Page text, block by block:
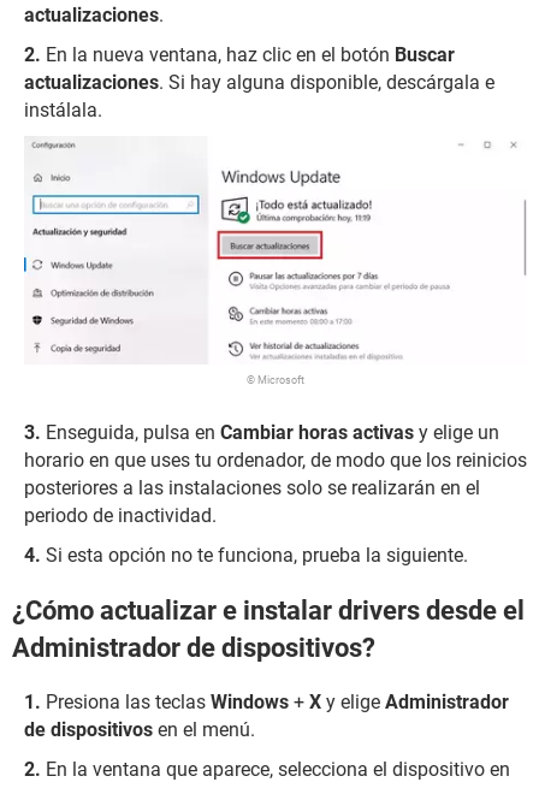
actualizaciones.
En la nueva ventana, haz clic en el botón Buscar
actualizaciones. Si hay alguna disponible, descárgala e
instálala.
© Microsoft
Enseguida, pulsa en Cambiar horas activas y elige un
horario en que uses tu ordenador, de modo que los reinicios
posteriores a las instalaciones solo se realizarán en el
periodo de inactividad.
Si esta opción no te funciona, prueba la siguiente.
¿Cómo actualizar e instalar drivers desde el
Administrador de dispositivos?
Presiona las teclas Windows + X y elige Administrador
de dispositivos en el menú.
En la ventana que aparece, selecciona el dispositivo en